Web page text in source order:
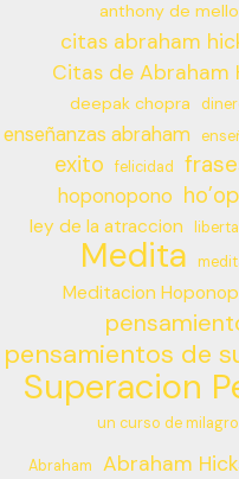
anthony de mello
citas abraham
Citas de Abraham
deepak chopra
enseñanzas abraham
exito felicidad
hoponopono
ley de la atraccion
Medita
Meditacion
pensamientos de
Superacion
un curso de
Abraham Abraham